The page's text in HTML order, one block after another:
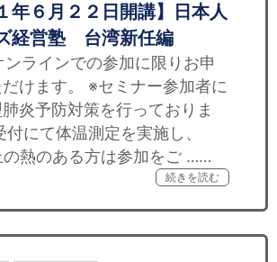
年６月２２日開講】日本人
経営塾 台湾新任編
ラインでの参加に限りお申
だけます。 ※セミナー参加者に
炎予防対策を行っておりま
にて体温測定を実施し、
熱のある方は参加をご ……
続きを読む